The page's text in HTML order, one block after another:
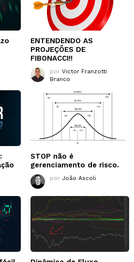
ENTENDENDO AS
PROJEÇÕES DE
FIBONACCI!!
por Victor Franzotti
Branco
STOP não é
gerenciamento de risco.
por João Ascoli